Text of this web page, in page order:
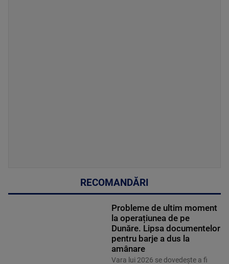
RECOMANDĂRI
Probleme de ultim moment
la operațiunea de pe
Dunăre. Lipsa documentelor
pentru barje a dus la
amânare
Vara lui 2026 se dovedește a fi